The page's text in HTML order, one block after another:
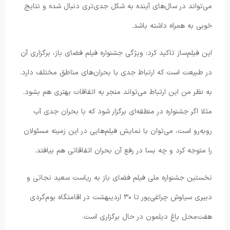
می‌تواند در سال‌های آینده به شکل جدی‌تری دنبال شده و نتایج
خوبی به همراه داشته باشد.
این فیلم‌ساز تاکید کرد: ویژگی جشنواره فیلم فضای باز، برگزاری آن
در طبیعت است که ارتباط جدی با بحران‌های مناطق مختلف دارد.
به نظر من این ارتباط می‌تواند منجر به اتفاقات بهتری هم بشود.
مثلا اگر جشنواره در منطقه‌ای برگزار شود که با بحران جدی آب
روبه‌رو است، می‌توان با نمایش فیلم‌هایی در این زمینه مسئولان
را متوجه کرد و چه بسا در رفع آن بحران اتفاقاتی هم بیافتد.
نخستین جشنواره ملی فیلم فضای باز به ریاست سعید نجاتی و
دبیری سیاوش چراغی‌پور تا ۳۰ اردیبهشت در اقامتگاه بوم‌گردی
هفت‌محل باغ دیلمون در حال برگزاری است.